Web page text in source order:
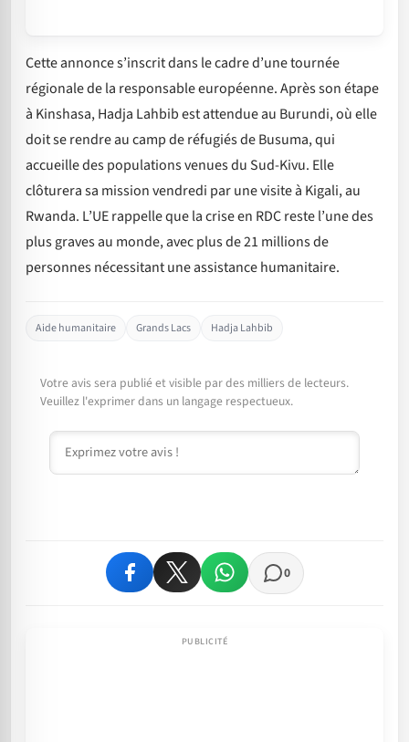
Cette annonce s’inscrit dans le cadre d’une tournée
régionale de la responsable européenne. Après son étape
à Kinshasa, Hadja Lahbib est attendue au Burundi, où elle
doit se rendre au camp de réfugiés de Busuma, qui
accueille des populations venues du Sud-Kivu. Elle
clôturera sa mission vendredi par une visite à Kigali, au
Rwanda. L’UE rappelle que la crise en RDC reste l’une des
plus graves au monde, avec plus de 21 millions de
personnes nécessitant une assistance humanitaire.
Aide humanitaire Grands Lacs Hadja Lahbib
Votre avis sera publié et visible par des milliers de lecteurs.
Veuillez l'exprimer dans un langage respectueux.
Commentaire
0